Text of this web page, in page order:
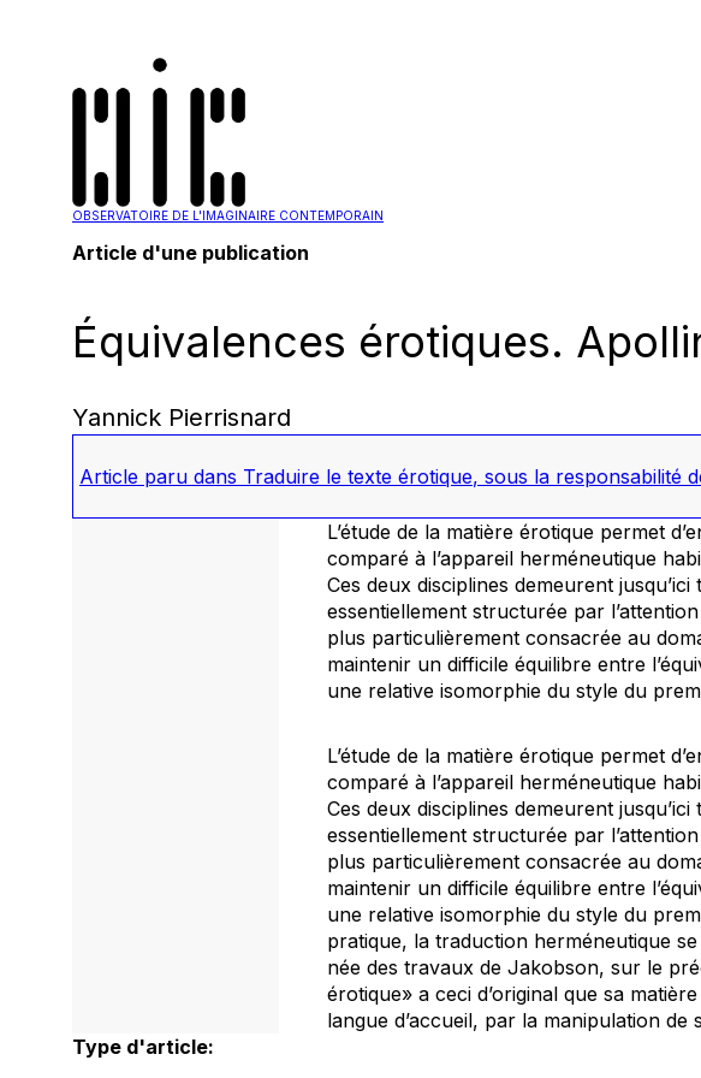
OBSERVATOIRE DE L'IMAGINAIRE CONTEMPORAIN
Article d'une publication
Équivalences érotiques.
Yannick Pierrisnard
Article paru dans Traduire le texte érotique, sous la responsabilité
L’étude de la matière érotique permet
comparé à l’appareil herméneutique
Ces deux disciplines demeurent
essentiellement structurée par
plus particulièrement consacrée au
maintenir un difficile équilibre entre
une relative isomorphie du style du
L’étude de la matière érotique permet
comparé à l’appareil herméneutique
Ces deux disciplines demeurent
essentiellement structurée par
plus particulièrement consacrée au
maintenir un difficile équilibre entre
une relative isomorphie du style du
pratique, la traduction herméneutique
née des travaux de Jakobson, sur le
érotique» a ceci d’original que sa
langue d’accueil, par la manipulation de
Type d'article: